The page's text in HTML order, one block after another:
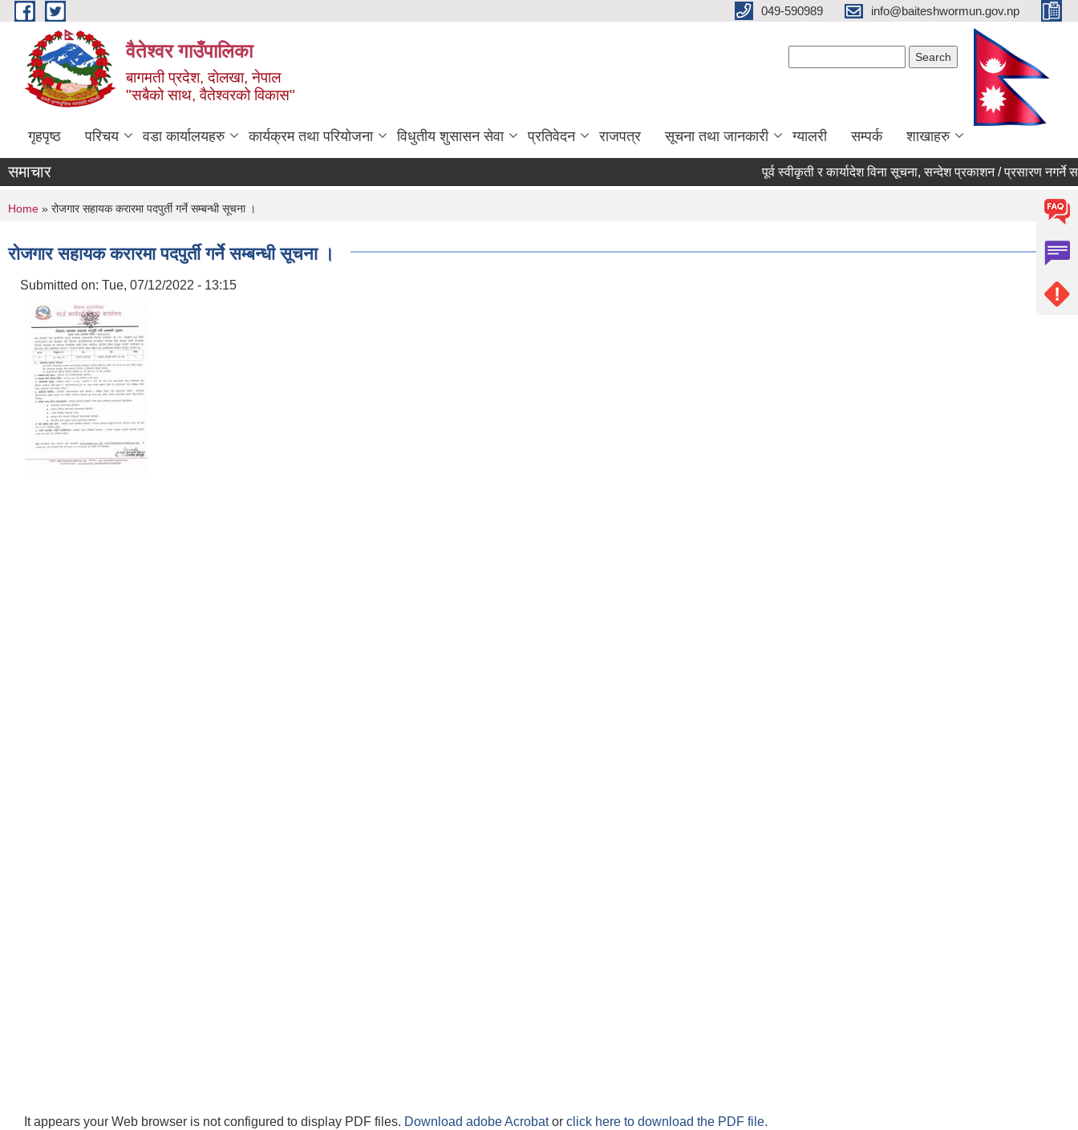
Skip to main content 049-590989 info@baiteshwormun.gov.np
वैतेश्वर गाउँपालिका
बागमती प्रदेश, दाेलखा, नेपाल
"सबैको साथ, वैतेश्वरको विकास"
गृहपृष्ठ परिचय वडा कार्यालयहरु कार्यक्रम तथा परियोजना विधुतीय शुसासन सेवा प्रतिवेदन राजपत्र सूचना तथा जानकारी ग्यालरी सम्पर्क शाखाहरु
समाचार पूर्व स्वीकृती र कार्यादेश विना सूचना, सन्देश प्रकाशन / प्रसारण नगर्ने
You are here
Home » रोजगार सहायक करारमा पदपुर्ती गर्ने सम्बन्धी सूचना ।
रोजगार सहायक करारमा पदपुर्ती गर्ने सम्बन्धी सूचना ।
Submitted on: Tue, 07/12/2022 - 13:15
It appears your Web browser is not configured to display PDF files. Download adobe Acrobator click here to download the PDF file.